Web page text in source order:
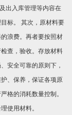
出入库管理等内容在
标。 其次，原材料要
浪费。再者要按照材
查，验收。存放材料
安全可靠的原则下，
、保养，保证各项原
格的消耗数量控制。
使用材料。